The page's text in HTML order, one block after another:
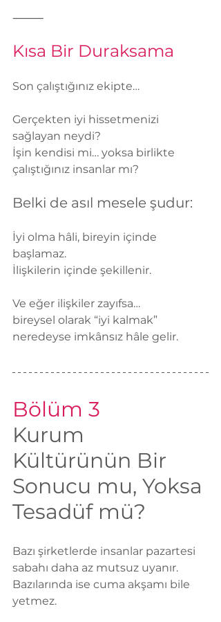
⸻
Kısa Bir Duraksama
Son çalıştığınız ekipte…
Gerçekten iyi hissetmenizi
sağlayan neydi?
İşin kendisi mi… yoksa birlikte
çalıştığınız insanlar mı?
Belki de asıl mesele şudur:
İyi olma hâli, bireyin içinde
başlamaz.
İlişkilerin içinde şekillenir.
Ve eğer ilişkiler zayıfsa…
bireysel olarak “iyi kalmak”
neredeyse imkânsız hâle gelir.
Bölüm 3
Kurum
Kültürünün Bir
Sonucu mu, Yoksa
Tesadüf mü?
Bazı şirketlerde insanlar pazartesi
sabahı daha az mutsuz uyanır.
Bazılarında ise cuma akşamı bile
yetmez.